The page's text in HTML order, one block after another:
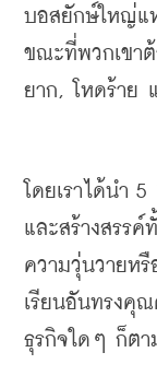
บอสยักษ์ใหญ่แ
ขณะที่พวกเขา
ยาก, โหดร้าย
โดยเราได้นำ 5
และสร้างสรรค์
ความวุ่นวายห
เรียนอันทรงคุ
ธุรกิจใดๆ ก็ตา